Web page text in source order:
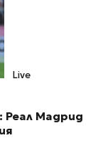
Live
Реал Мадрид